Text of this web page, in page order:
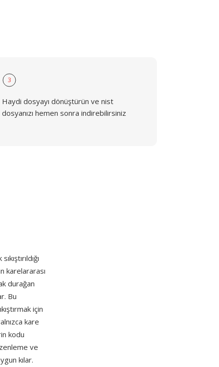
3
Haydi dosyayı dönüştürün ve nist
dosyanızı hemen sonra indirebilirsiniz
karelararası
durağan
Bu
için
kare
kodu
ve
kılar.